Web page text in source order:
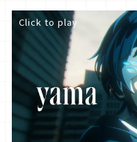
Click to play